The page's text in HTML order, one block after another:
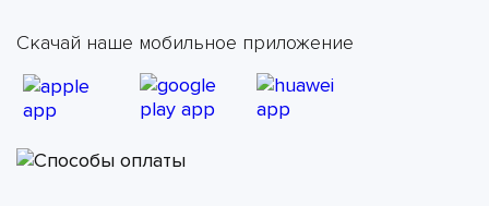
Скачай наше мобильное приложение